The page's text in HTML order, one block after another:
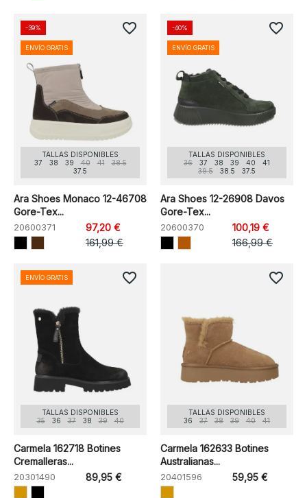
TALLAS DISPONIBLES
37
38 39 40 41
38.5
37.5
Ara Shoes Monaco 12-46708
Gore-Tex...
20600371
97,20 €
161,99 €
-39%
ENVÍO GRATIS
favorite_border
TALLAS DISPONIBLES
36
37 38 39 40
41
39.5
38.5 37.5
Ara Shoes 12-26908 Davos
Gore-Tex...
20600370
100,19 €
166,99 €
-40%
ENVÍO GRATIS
favorite_border
TALLAS DISPONIBLES
35
36 37 38 39 40
Carmela 162718 Botines
Cremalleras...
20301490 89,95 €
ENVÍO GRATIS favorite_border
TALLAS DISPONIBLES
36
37 38 39 40 41
Carmela 162633 Botines
Australianas...
20401596 59,95 €
favorite_border